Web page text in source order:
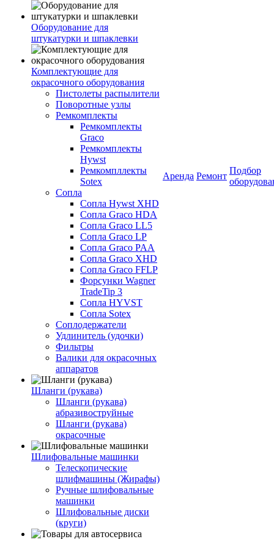
Оборудование для
штукатурки и шпаклевки
Комплектующие для
окрасочного оборудования
Пистолеты распылители
Поворотные узлы
Ремкомплекты
Ремкомплекты
Graco
Ремкомплекты
Hywst
Ремкомпллекты
Sotex
Сопла
Сопла Hywst XHD
Сопла Graco HDA
Сопла Graco LL5
Сопла Graco LP
Сопла Graco PAA
Сопла Graco XHD
Сопла Graco FFLP
Форсунки Wagner
TradeTip 3
Сопла HYVST
Сопла Sotex
Соплодержатели
Удлинитель (удочки)
Фильтры
Валики для окрасочных
аппаратов
Шланги (рукава)
Шланги (рукава)
абразивоструйные
Шланги (рукава)
окрасочные
Шлифовальные машинки
Телескопические
шлифмашины (Жирафы)
Ручные шлифовальные
машинки
Шлифовальные диски
(круги)
Аренда Ремонт
Подбор